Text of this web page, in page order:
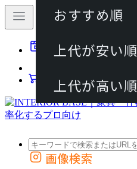
動画マニュアル
カート
外部サイトの商品をカートに追加
画像検索
おすすめ順
上代が安い順
上代が高い順